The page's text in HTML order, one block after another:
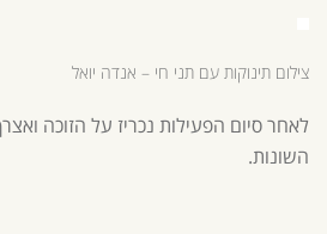
צילום תינוקות עם תני חי – אנדה יואל
לאחר סיום הפעילות נכריז על הזוכה
השונות.